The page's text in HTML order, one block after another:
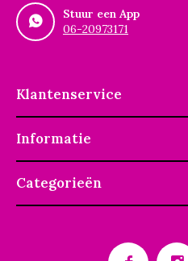
Stuur een App
06-20973171
Klantenservice
Informatie
Categorieën